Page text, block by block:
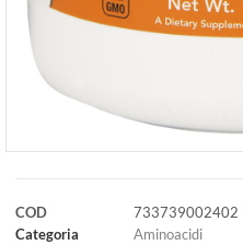
COD
733739002402
Categoria
Aminoacidi